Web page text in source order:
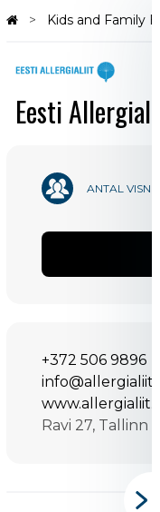
Kids and Family
Eesti
ANTAL
+372 506 9896
Ravi 27, Tallinn